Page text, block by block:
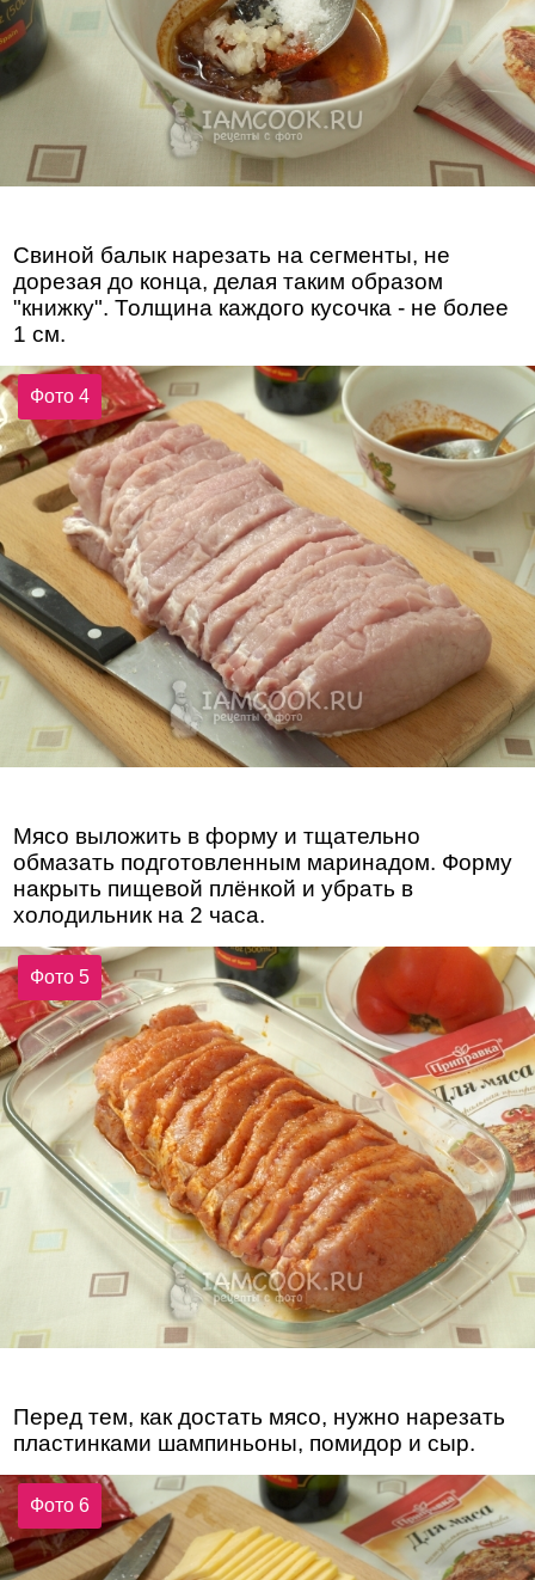
Свиной балык нарезать на сегменты, не
дорезая до конца, делая таким образом
"книжку". Толщина каждого кусочка - не более
1 см.
Фото 4
Мясо выложить в форму и тщательно
обмазать подготовленным маринадом. Форму
накрыть пищевой плёнкой и убрать в
холодильник на 2 часа.
Фото 5
Перед тем, как достать мясо, нужно нарезать
пластинками шампиньоны, помидор и сыр.
Фото 6